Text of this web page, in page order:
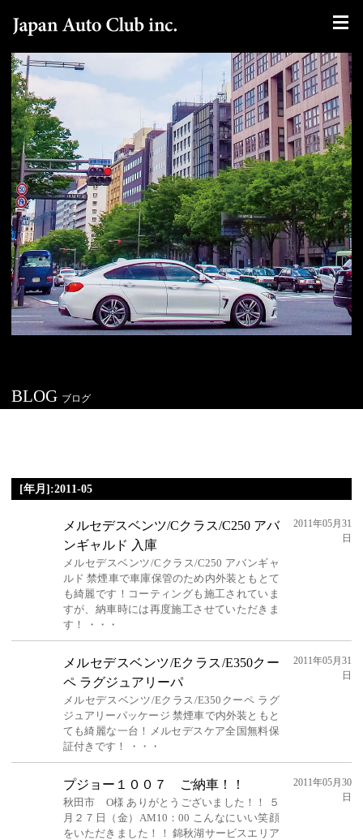
BLOG ブログ
[年月]:2011-05
メルセデスベンツ/Cクラス/C250 アバ
ンギャルド 入庫
メルセデスベンツ/Cクラス/C250 アバンギャ
ルド 禁煙車で車庫保管のため内外装ともとて
も綺麗です！コーティングも施工されていま
すが、納車時には再度施工させていただきま
す！ ・・・
2011年05月31
日
メルセデスベンツ/Eクラス/E350クー
ペ ラグジュアリーパ
メルセデスベンツ/Eクラス/E350クーペ ラグ
ジュアリーパッケージ 禁煙車で内外装ともと
ても綺麗な一台！メルセデスケア全国無料保
証付きです！ ・・・
2011年05月31
日
プジョー１００７ ご納車！！
秋田市 O様 ありがとうございました！！ ５
月２７日（金）AM10：00 こんなにいい笑顔
をいただきました！！ 錦秋湖サービスエリア
2011年05月30
日